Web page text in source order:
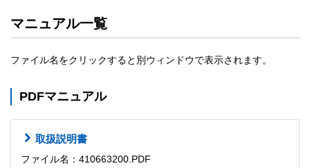
マニュアル一覧
ファイル名をクリックすると別ウィンドウで表示されます。
PDFマニュアル
取扱説明書
ファイル名：410663200.PDF